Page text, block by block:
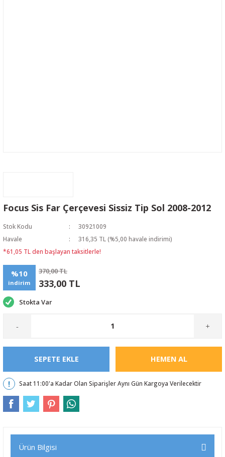
Focus Sis Far Çerçevesi Sissiz Tip Sol 2008-2012
Stok Kodu
30921009
Havale
316,35 TL (%5,00 havale indirimi)
*61,05 TL den başlayan taksitlerle!
%10
indirim
370,00 TL
333,00 TL
Stokta Var
- +
SEPETE EKLE HEMEN AL
Saat 11:00'a Kadar Olan Siparişler Aynı Gün Kargoya Verilecektir
Ürün Bilgisi